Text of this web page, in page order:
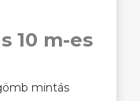
10 m-es
mintás